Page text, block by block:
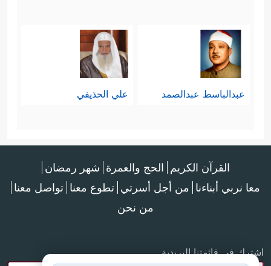
عبدالباسط عبدالصمد علي الحذيفي
القرآن الكريم الحج والعمرة شهر رمضان
معا نربي أبناءنا من أجل أسرتي تطوع معنا تواصل معنا
من نحن
اشترك في قائمتنا البريدية